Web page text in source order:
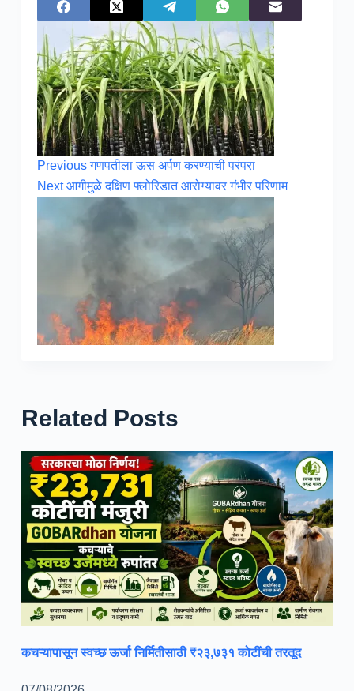
Previousगणपतीला ऊस अर्पण करण्याची परंपरा
Nextआगीमुळे दक्षिण फ्लोरिडात आरोग्यावर गंभीर परिणाम
Related Posts
कचऱ्यापासून स्वच्छ ऊर्जा निर्मितीसाठी ₹२३,७३१ कोटींची तरतूद